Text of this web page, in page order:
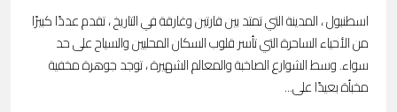
اسطنبول ، المدينة التي تمتد بين قارتين وغارقة في التاريخ ، تقدم عددًا كبيرًا
من الأحياء الساحرة التي تأسر قلوب السكان المحليين والسياح على حد
سواء. وسط الشوارع الصاخبة والمعالم الشهيرة ، توجد جوهرة مخفية
مخبأة بعيدًا على...